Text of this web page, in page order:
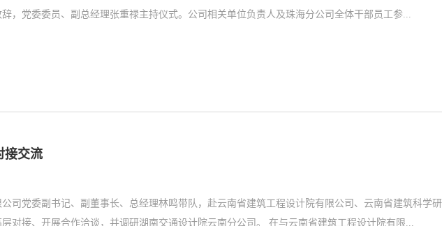
，党委委员、副总经理张重禄主持仪式。公司相关单位负责人及珠海分公司全体干部员工参...
接交流
司党委副书记、副董事长、总经理林鸣带队，赴云南省建筑工程设计院有限公司、云南省建筑科学
院有限公司、云南省公路科学技术研究院进行高层对接、开展合作洽谈，并调研湖南交通设计院云南分公司。 在与云南省建筑工程设计院有限...